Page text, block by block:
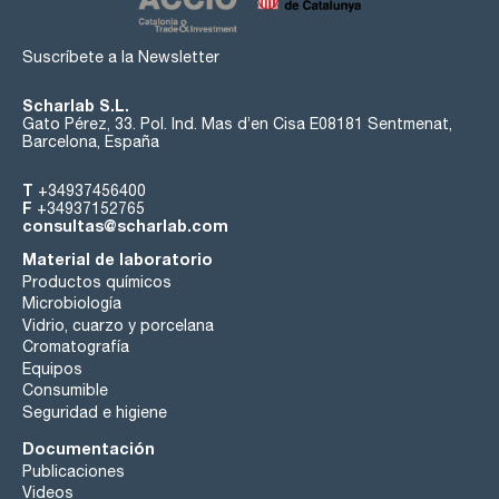
Suscríbete a la Newsletter
Scharlab S.L.
Gato Pérez, 33. Pol. Ind. Mas d’en Cisa E08181 Sentmenat,
Barcelona, España
T +34937456400
F +34937152765
consultas@scharlab.com
Material de laboratorio
Productos químicos
Microbiología
Vidrio, cuarzo y porcelana
Cromatografía
Equipos
Consumible
Seguridad e higiene
Documentación
Publicaciones
Videos